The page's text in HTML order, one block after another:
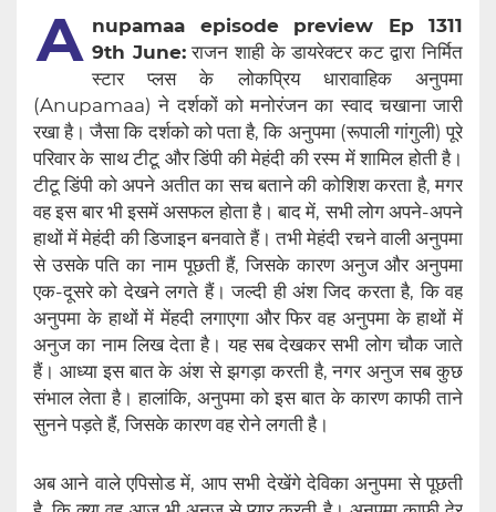
A nupamaa episode preview Ep 1311
9th June:राजन शाही के डायरेक्टर कट द्वारा निर्मित
स्टार प्लस के लोकप्रिय धारावाहिक अनुपमा
(Anupamaa) ने दर्शकों को मनोरंजन का स्वाद चखाना जारी
रखा है। जैसा कि दर्शको को पता है, कि अनुपमा (रूपाली गांगुली) पूरे
परिवार के साथ टीटू और डिंपी की मेहंदी की रस्म में शामिल होती है।
टीटू डिंपी को अपने अतीत का सच बताने की कोशिश करता है, मगर
वह इस बार भी इसमें असफल होता है। बाद में, सभी लोग अपने-अपने
हाथों में मेहंदी की डिजाइन बनवाते हैं। तभी मेहंदी रचने वाली अनुपमा
से उसके पति का नाम पूछती हैं, जिसके कारण अनुज और अनुपमा
एक-दूसरे को देखने लगते हैं। जल्दी ही अंश जिद करता है, कि वह
अनुपमा के हाथों में मेंहदी लगाएगा और फिर वह अनुपमा के हाथों में
अनुज का नाम लिख देता है। यह सब देखकर सभी लोग चौक जाते
हैं। आध्या इस बात के अंश से झगड़ा करती है, नगर अनुज सब कुछ
संभाल लेता है। हालांकि, अनुपमा को इस बात के कारण काफी ताने
सुनने पड़ते हैं, जिसके कारण वह रोने लगती है।
अब आने वाले एपिसोड में, आप सभी देखेंगे देविका अनुपमा से पूछती